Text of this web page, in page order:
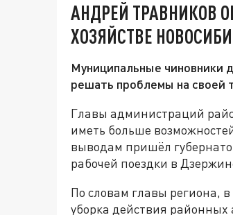
АНДРЕЙ ТРАВНИКОВ
ХОЗЯЙСТВЕ
Муниципальные чиновники
решать проблемы на своей
Главы администраций
иметь больше
выводам пришёл
рабочей поездки в
По словам главы региона,
уборка действия